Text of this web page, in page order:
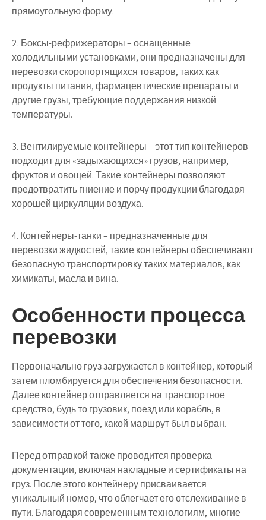
прямоугольную форму.
2. Боксы-рефрижераторы – оснащенные
холодильными установками, они предназначены для
перевозки скоропортящихся товаров, таких как
продукты питания, фармацевтические препараты и
другие грузы, требующие поддержания низкой
температуры.
3. Вентилируемые контейнеры – этот тип контейнеров
подходит для «задыхающихся» грузов, например,
фруктов и овощей. Такие контейнеры позволяют
предотвратить гниение и порчу продукции благодаря
хорошей циркуляции воздуха.
4. Контейнеры-танки – предназначенные для
перевозки жидкостей, такие контейнеры обеспечивают
безопасную транспортировку таких материалов, как
химикаты, масла и вина.
Особенности процесса
перевозки
Первоначально груз загружается в контейнер, который
затем пломбируется для обеспечения безопасности.
Далее контейнер отправляется на транспортное
средство, будь то грузовик, поезд или корабль, в
зависимости от того, какой маршрут был выбран.
Перед отправкой также проводится проверка
документации, включая накладные и сертификаты на
груз. После этого контейнеру присваивается
уникальный номер, что облегчает его отслеживание в
пути. Благодаря современным технологиям, многие